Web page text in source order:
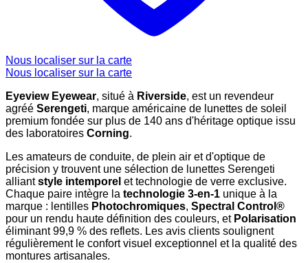
Nous localiser sur la carte
Nous localiser sur la carte
Eyeview Eyewear, situé à Riverside, est un revendeur
agréé Serengeti, marque américaine de lunettes de soleil
premium fondée sur plus de 140 ans d'héritage optique issu
des laboratoires Corning.
Les amateurs de conduite, de plein air et d'optique de
précision y trouvent une sélection de lunettes Serengeti
alliantstyle intemporel et technologie de verre exclusive.
Chaque paire intègre la technologie 3-en-1 unique à la
marque : lentilles Photochromiques, Spectral Control®
pour un rendu haute définition des couleurs, et Polarisation
éliminant 99,9 % des reflets. Les avis clients soulignent
régulièrement le confort visuel exceptionnel et la qualité des
montures artisanales.